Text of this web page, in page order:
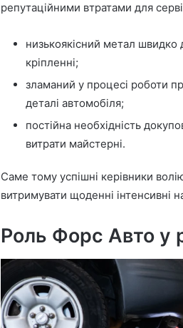
репутаційними втратами для
низькоякісний метал швидко
кріпленні;
зламаний у процесі роботи
деталі автомобіля;
постійна необхідність
витрати майстерні.
Саме тому успішні керівники
витримувати щоденні інтенсивні
Роль Форс Авто у